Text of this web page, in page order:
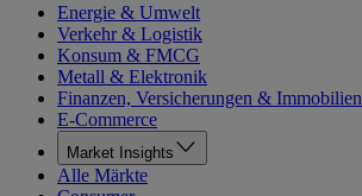
Energie & Umwelt
Verkehr & Logistik
Konsum & FMCG
Metall & Elektronik
Finanzen, Versicherungen & Immobilien
E-Commerce
Market Insights
Alle Märkte